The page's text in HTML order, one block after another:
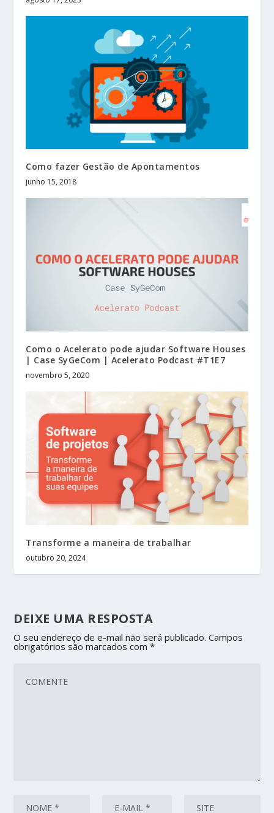
Como fazer Gestão de Apontamentos
junho 15, 2018
Como o Acelerato pode ajudar Software Houses
| Case SyGeCom | Acelerato Podcast #T1E7
novembro 5, 2020
Transforme a maneira de trabalhar
outubro 20, 2024
DEIXE UMA RESPOSTA
O seu endereço de e-mail não será publicado. Campos
obrigatórios são marcados com*